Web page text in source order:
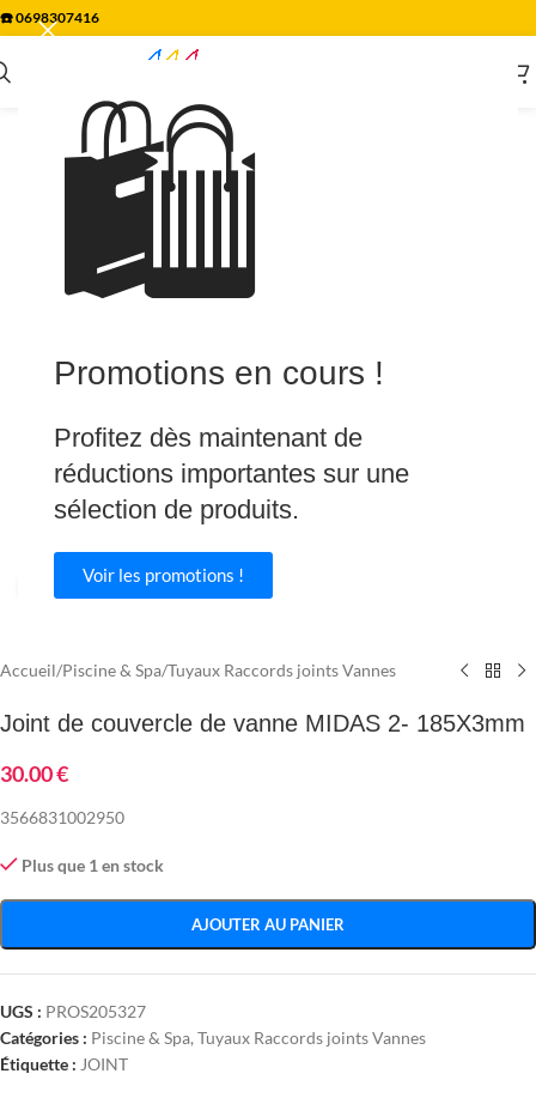
🛍️
Promotions en cours !
Profitez dès maintenant de
réductions importantes sur une
sélection de produits.
Voir les promotions !
☎️0698307416
Agrandir
Accueil/Piscine & Spa/Tuyaux Raccords joints Vannes
Joint de couvercle de vanne MIDAS 2- 185X3mm
30.00€
3566831002950
Plus que 1 en stock
AJOUTER AU PANIER
UGS : PROS205327
Catégories : Piscine & Spa, Tuyaux Raccords joints Vannes
Étiquette : JOINT